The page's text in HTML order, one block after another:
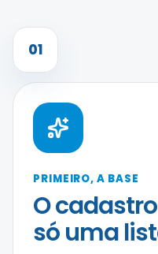
01
PRIMEIRO, A BASE
O
só uma